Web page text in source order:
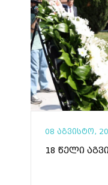
08 აგვისტო,
18 წელი